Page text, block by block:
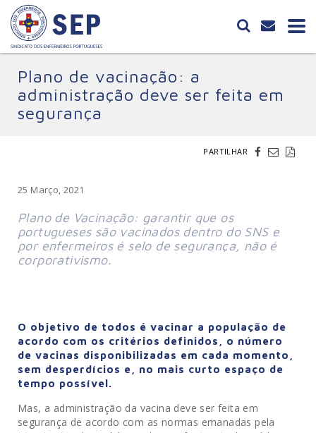
Plano de vacinação: a
administração deve ser feita em
segurança
PARTILHAR
25 Março, 2021
Plano de Vacinação: garantir que os
portugueses são vacinados dentro do SNS e
por enfermeiros é selo de segurança, não é
corporativismo.
O objetivo de todos é vacinar a população de
acordo com os critérios definidos, o número
de vacinas disponibilizadas em cada momento,
sem desperdícios e, no mais curto espaço de
tempo possível.
Mas, a administração da vacina deve ser feita em
segurança de acordo com as normas emanadas pela